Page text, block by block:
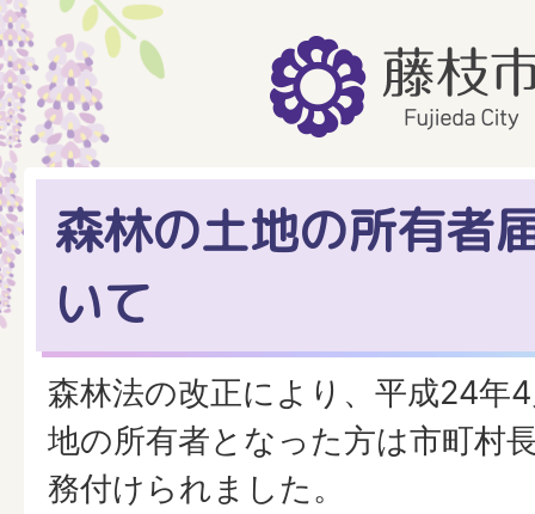
森林の土地の所有者
いて
森林法の改正により、平成24年
地の所有者となった方は市町村
務付けられました。